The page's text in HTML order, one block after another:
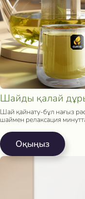
Шайды қалай
Шай қайнату-бұл нағыз
шаймен релаксация
Oқыңыз